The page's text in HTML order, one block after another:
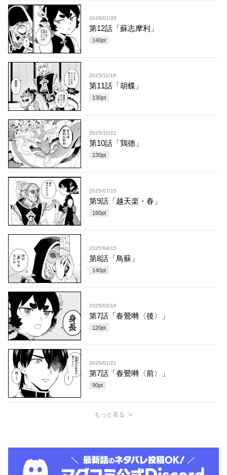
2026/01/20
第12話「蘇志摩利」
140pt
2025/11/18
第11話「胡蝶」
130pt
2025/10/21
第10話「鶏徳」
130pt
2025/07/15
第9話「越天楽・春」
160pt
2025/04/15
第8話「鳥蘇」
140pt
2025/02/18
第7話「春鶯囀〈後〉」
120pt
2025/01/21
第7話「春鶯囀〈前〉」
90pt
もっと見る